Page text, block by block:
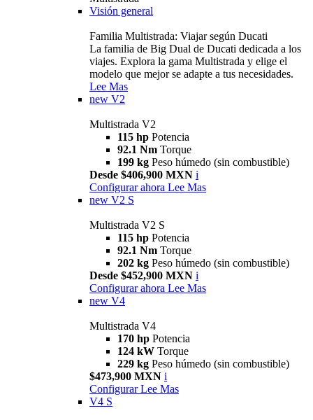
Visión general
Familia Multistrada: Viajar según Ducati
La familia de Big Dual de Ducati dedicada a los
viajes. Explora la gama Multistrada y elige el
modelo que mejor se adapte a tus necesidades.
Lee Mas
new V2
Multistrada V2
115 hp Potencia
92.1 Nm Torque
199 kg Peso húmedo (sin combustible)
Desde $406,900 MXN i
Configurar ahora Lee Mas
new V2 S
Multistrada V2 S
115 hp Potencia
92.1 Nm Torque
202 kg Peso húmedo (sin combustible)
Desde $452,900 MXN i
Configurar ahora Lee Mas
new V4
Multistrada V4
170 hp Potencia
124 kW Torque
229 kg Peso húmedo (sin combustible)
$473,900 MXN i
Configurar Lee Mas
V4 S